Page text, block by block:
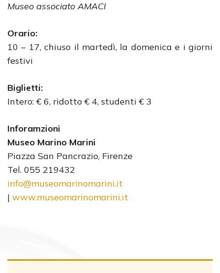
Museo associato AMACI
Orario:
10 – 17, chiuso il martedì, la domenica e i giorni
festivi
Biglietti:
Intero: € 6, ridotto € 4, studenti € 3
Inforamzioni
Museo Marino Marini
Piazza San Pancrazio, Firenze
Tel. 055 219432
info@museomarinomarini.it
| www.museomarinomarini.it